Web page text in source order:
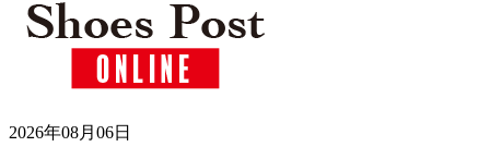
2026年08月06日